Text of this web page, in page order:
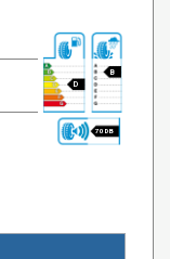
D
B
70 DB